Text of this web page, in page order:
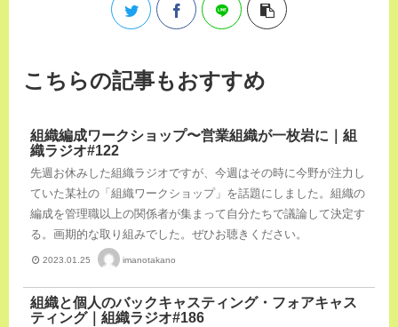
こちらの記事もおすすめ
組織編成ワークショップ〜営業組織が一枚岩に｜組
織ラジオ#122
先週お休みした組織ラジオですが、今週はその時に今野が注力し
ていた某社の「組織ワークショップ」を話題にしました。組織の
編成を管理職以上の関係者が集まって自分たちで議論して決定す
る。画期的な取り組みでした。ぜひお聴きください。
2023.01.25 imanotakano
組織と個人のバックキャスティング・フォアキャス
ティング｜組織ラジオ#186